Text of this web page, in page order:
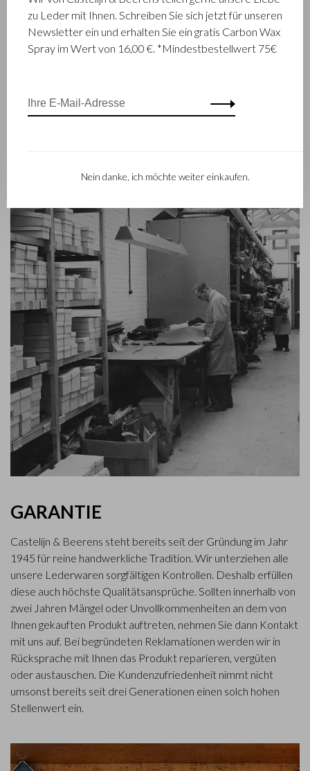
Castelijn und Lederstanzer Marinus Beerens den Beschluss
fassten, gemeinsam Lederprodukte herzustellen. Mittlerweile
hat die dritte Generation– Babette und Martijn Beerens – die
Familientradition, die Qualität und fachmännisches Können in
den Vordergrund stellt, gilt heute mehr denn je. Eine Tatsache,
GARANTIE
Castelijn & Beerens steht bereits seit der Gründung im Jahr
1945 für reine handwerkliche Tradition. Wir unterziehen alle
unsere Lederwaren sorgfältigen Kontrollen. Deshalb erfüllen
diese auch höchste Qualitätsansprüche. Sollten innerhalb von
zwei Jahren Mängel oder Unvollkommenheiten an dem von
Ihnen gekauften Produkt auftreten, nehmen Sie dann Kontakt
mit uns auf. Bei begründeten Reklamationen werden wir in
Rücksprache mit Ihnen das Produkt reparieren, vergüten
oder austauschen. Die Kundenzufriedenheit nimmt nicht
umsonst bereits seit drei Generationen einen solch hohen
Stellenwert ein.
zu Leder mit Ihnen. Schreiben Sie sich jetzt für unseren
Newsletter ein und erhalten Sie ein gratis Carbon Wax
Spray im Wert von 16,00 €. *Mindestbestellwert 75€
Nein danke, ich möchte weiter einkaufen.